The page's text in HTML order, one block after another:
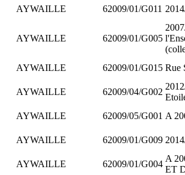
AYWAILLE 62009/01/G011
AYWAILLE 62009/01/G005
AYWAILLE 62009/01/G015 Rue
AYWAILLE 62009/04/G002
AYWAILLE 62009/05/G001 A
AYWAILLE 62009/01/G009
AYWAILLE 62009/01/G004
A
ET